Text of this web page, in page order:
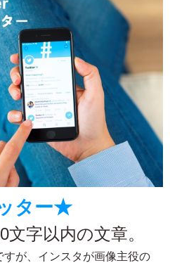
ター★
文字以内の文章。
が、インスタが画像主役の